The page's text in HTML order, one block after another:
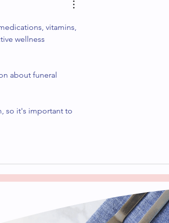
vitamins,
wellness
about funeral
so it's important to